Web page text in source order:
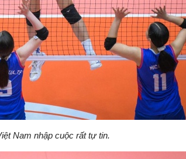
Nam nhập cuộc rất tự tin.